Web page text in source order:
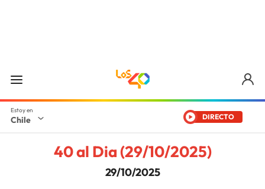
Chile DIRECTO
40 al Dia (29/10/2025)
29/10/2025